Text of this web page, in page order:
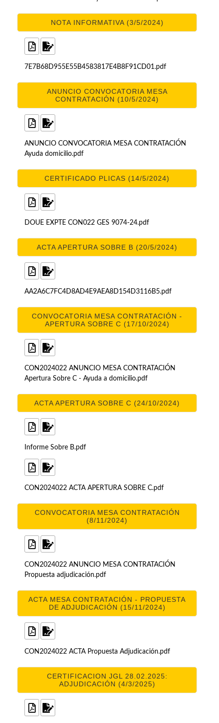
NOTA INFORMATIVA (3/5/2024)
7E7B68D955E55B4583817E4B8F91CD01.pdf
ANUNCIO CONVOCATORIA MESA
CONTRATACIÓN (10/5/2024)
ANUNCIO CONVOCATORIA MESA CONTRATACIÓN
Ayuda domicilio.pdf
CERTIFICADO PLICAS (14/5/2024)
DOUE EXPTE CON022 GES 9074-24.pdf
ACTA APERTURA SOBRE B (20/5/2024)
AA2A6C7FC4D8AD4E9AEA8D154D3116B5.pdf
CONVOCATORIA MESA CONTRATACIÓN -
APERTURA SOBRE C (17/10/2024)
CON2024022 ANUNCIO MESA CONTRATACIÓN
Apertura Sobre C - Ayuda a domicilio.pdf
ACTA APERTURA SOBRE C (24/10/2024)
Informe Sobre B.pdf
CON2024022 ACTA APERTURA SOBRE C.pdf
CONVOCATORIA MESA CONTRATACIÓN
(8/11/2024)
CON2024022 ANUNCIO MESA CONTRATACIÓN
Propuesta adjudicación.pdf
ACTA MESA CONTRATACIÓN - PROPUESTA
DE ADJUDICACIÓN (15/11/2024)
CON2024022 ACTA Propuesta Adjudicación.pdf
CERTIFICACION JGL 28.02.2025:
ADJUDICACIÓN (4/3/2025)